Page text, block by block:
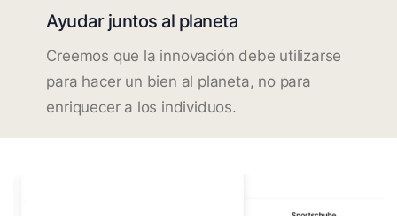
Ayudar juntos al planeta
Creemos que la innovación debe utilizarse
para hacer un bien al planeta, no para
enriquecer a los individuos.